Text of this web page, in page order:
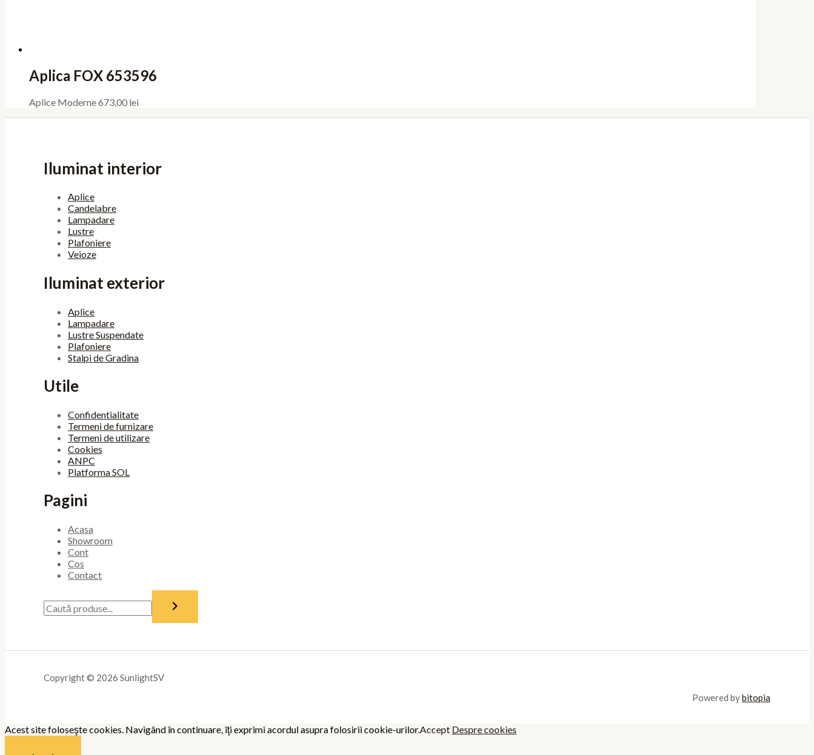
Aplica FOX 653596
Aplice Moderne673,00 lei
Iluminat interior
Aplice
Candelabre
Lampadare
Lustre
Plafoniere
Veioze
Iluminat exterior
Aplice
Lampadare
Lustre Suspendate
Plafoniere
Stalpi de Gradina
Utile
Confidentialitate
Termeni de furnizare
Termeni de utilizare
Cookies
ANPC
Platforma SOL
Pagini
Acasa
Showroom
Cont
Cos
Contact
Copyright © 2026 SunlightSV
Powered bybitopia
Acest site foloseşte cookies. Navigând în continuare, îţi exprimi acordul asupra folosirii cookie-urilor.Accept Despre cookies